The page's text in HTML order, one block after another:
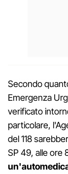
Secondo
Emergenza
verificato
particolare,
del 118
SP 49, alle ore